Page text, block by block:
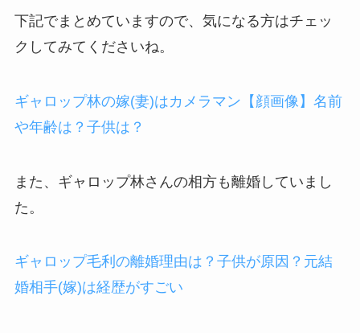
下記でまとめていますので、気になる方はチェッ
クしてみてくださいね。
ギャロップ林の嫁(妻)はカメラマン【顔画像】名前
や年齢は？子供は？
また、ギャロップ林さんの相方も離婚していまし
た。
ギャロップ毛利の離婚理由は？子供が原因？元結
婚相手(嫁)は経歴がすごい